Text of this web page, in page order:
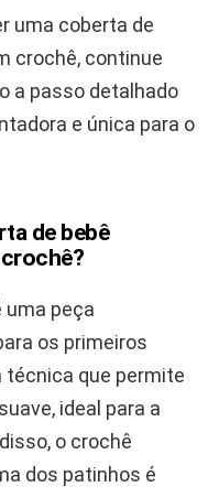
uma coberta de
crochê, continue
a passo detalhado
e única para o
de bebê
uma peça
os primeiros
técnica que permite
ideal para a
o crochê
dos patinhos é